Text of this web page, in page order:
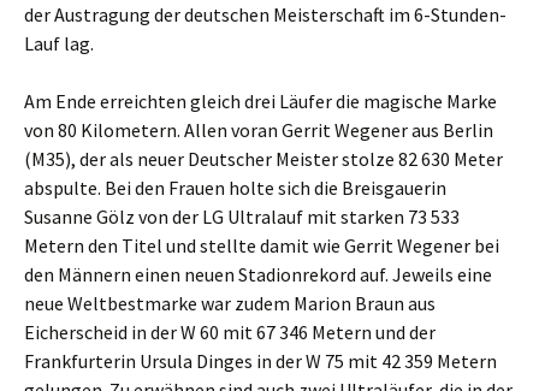
der Austragung der deutschen Meisterschaft im 6-Stunden-
Lauf lag.
Am Ende erreichten gleich drei Läufer die magische Marke
von 80 Kilometern. Allen voran Gerrit Wegener aus Berlin
(M35), der als neuer Deutscher Meister stolze 82 630 Meter
abspulte. Bei den Frauen holte sich die Breisgauerin
Susanne Gölz von der LG Ultralauf mit starken 73 533
Metern den Titel und stellte damit wie Gerrit Wegener bei
den Männern einen neuen Stadionrekord auf. Jeweils eine
neue Weltbestmarke war zudem Marion Braun aus
Eicherscheid in der W 60 mit 67 346 Metern und der
Frankfurterin Ursula Dinges in der W 75 mit 42 359 Metern